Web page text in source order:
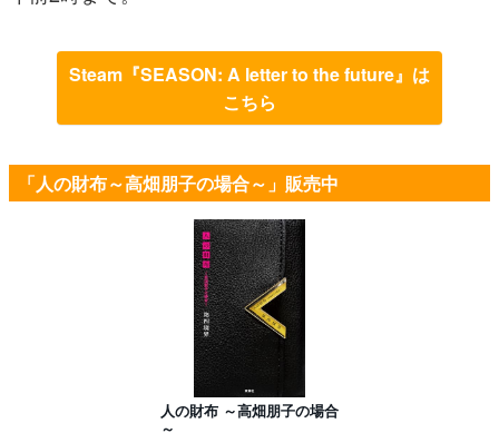
Steam『SEASON: A letter to the future』は
こちら
「人の財布～高畑朋子の場合～」販売中
人の財布 ～高畑朋子の場合
～